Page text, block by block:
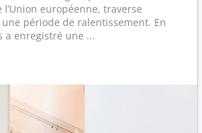
l’Union européenne, traverse
période de ralentissement. En
a enregistré une ...